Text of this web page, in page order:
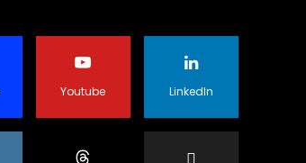
Youtube LinkedIn